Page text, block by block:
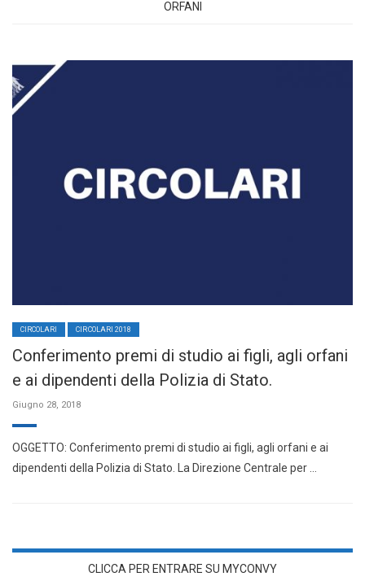
ORFANI
CIRCOLARI CIRCOLARI 2018
Conferimento premi di studio ai figli, agli orfani
e ai dipendenti della Polizia di Stato.
Giugno 28, 2018
OGGETTO: Conferimento premi di studio ai figli, agli orfani e ai
dipendenti della Polizia di Stato. La Direzione Centrale per …
CLICCA PER ENTRARE SU MYCONVY